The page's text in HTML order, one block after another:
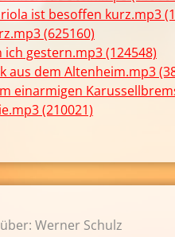
ist besoffen kurz.mp3
(625160)
ich gestern.mp3 (124548)
aus dem Altenheim.mp3
einarmigen
(210021)
über: Werner Schulz